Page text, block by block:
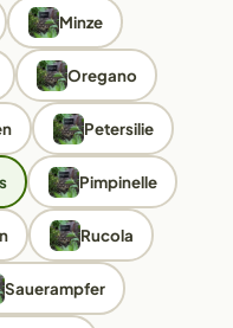
Minze
Oregano
Petersilie
Pimpinelle
Rucola
Sauerampfer